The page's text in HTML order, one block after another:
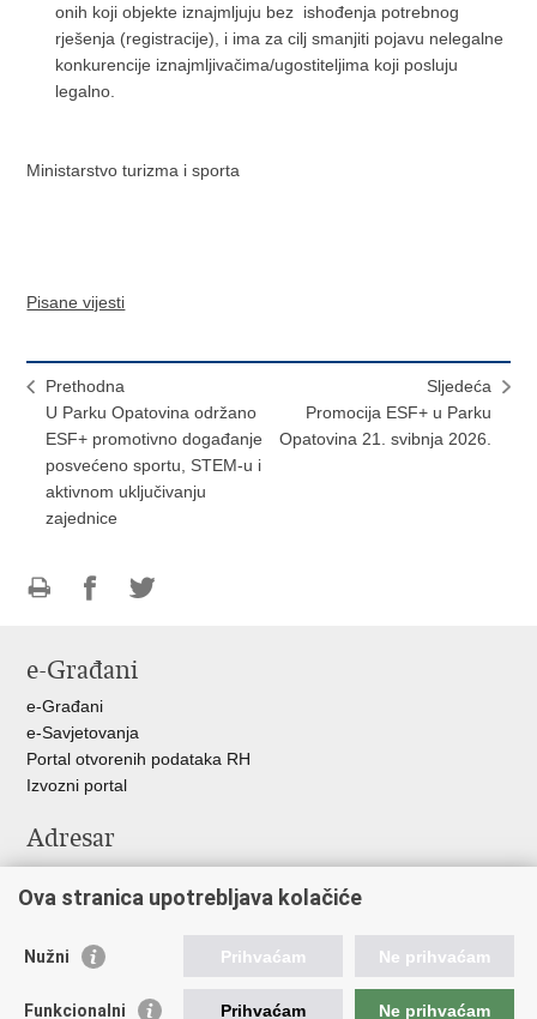
onih koji objekte iznajmljuju bez ishođenja potrebnog
rješenja (registracije), i ima za cilj smanjiti pojavu nelegalne
konkurencije iznajmljivačima/ugostiteljima koji posluju
legalno.
Ministarstvo turizma i sporta
Pisane vijesti
Prethodna
U Parku Opatovina održano
ESF+ promotivno događanje
posvećeno sportu, STEM-u i
aktivnom uključivanju
zajednice
Sljedeća
Promocija ESF+ u Parku
Opatovina 21. svibnja 2026.
FacebookuTwitteru
e-Građani
e-Građani
e-Savjetovanja
Portal otvorenih podataka RH
Izvozni portal
Adresar
Adresar tijela javne vlasti
Korisne poveznice
Vlada RH
Ova stranica upotrebljava kolačiće
Nužni Prihvaćam Ne prihvaćam
Funkcionalni Prihvaćam Ne prihvaćam